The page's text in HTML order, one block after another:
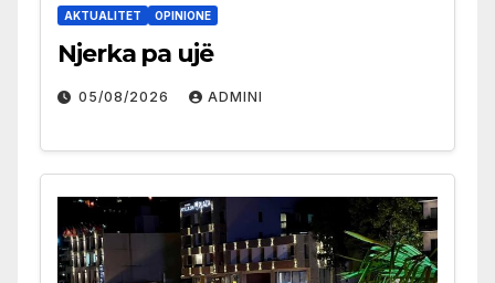
AKTUALITET OPINIONE
Njerka pa ujë
05/08/2026 ADMINI